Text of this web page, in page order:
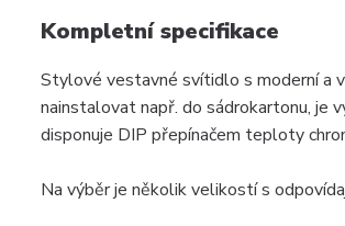
Kompletní specifikace
Stylové vestavné svítidlo s moderní a
nainstalovat např. do sádrokartonu, je
disponuje DIP přepínačem teploty
Na výběr je několik velikostí s